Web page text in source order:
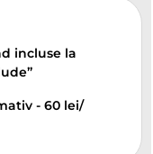
incluse la
- 60 lei/